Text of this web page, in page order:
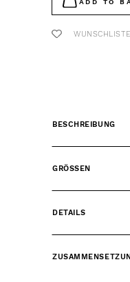
ADD TO
WUNSCHLISTE
BESCHREIBUNG
GRÖSSEN
DETAILS